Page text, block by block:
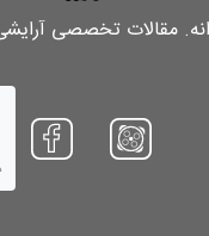
مقالات تخصصی